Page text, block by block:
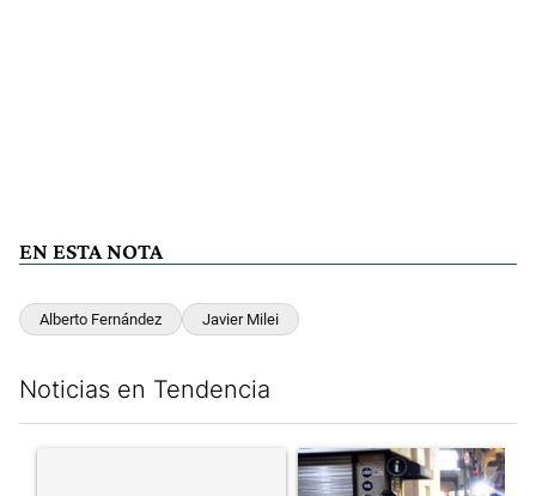
EN ESTA NOTA
Alberto Fernández Javier Milei
Noticias en Tendencia
Un artículo de tendencia con el título "" con 114 comentarios.
Un artículo de tendencia con